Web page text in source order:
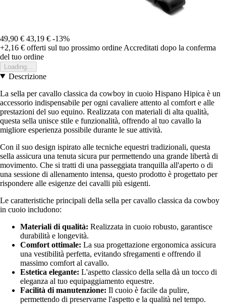
49,90 € 43,19 € -13%
+2,16 € offerti sul tuo prossimo ordine Accreditati dopo la conferma
del tuo ordine
Loading...
Descrizione
La sella per cavallo classica da cowboy in cuoio Hispano Hipica è un
accessorio indispensabile per ogni cavaliere attento al comfort e alle
prestazioni del suo equino. Realizzata con materiali di alta qualità,
questa sella unisce stile e funzionalità, offrendo al tuo cavallo la
migliore esperienza possibile durante le sue attività.
Con il suo design ispirato alle tecniche equestri tradizionali, questa
sella assicura una tenuta sicura pur permettendo una grande libertà di
movimento. Che si tratti di una passeggiata tranquilla all'aperto o di
una sessione di allenamento intensa, questo prodotto è progettato per
rispondere alle esigenze dei cavalli più esigenti.
Le caratteristiche principali della sella per cavallo classica da cowboy
in cuoio includono:
Materiali di qualità: Realizzata in cuoio robusto, garantisce
durabilità e longevità.
Comfort ottimale: La sua progettazione ergonomica assicura
una vestibilità perfetta, evitando sfregamenti e offrendo il
massimo comfort al cavallo.
Estetica elegante: L'aspetto classico della sella dà un tocco di
eleganza al tuo equipaggiamento equestre.
Facilità di manutenzione: Il cuoio è facile da pulire,
permettendo di preservarne l'aspetto e la qualità nel tempo.